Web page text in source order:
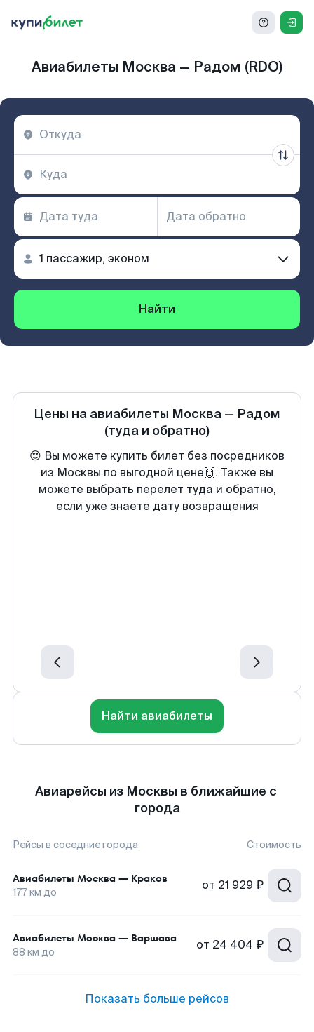
Авиабилеты Москва — Радом (RDO)
Найти
Цены на авиабилеты Москва — Радом
(туда и обратно)
😍 Вы можете купить билет без посредников
из Москвы по выгодной цене🙌. Также вы
можете выбрать перелет туда и обратно,
если уже знаете дату возвращения
Найти авиабилеты
Авиарейсы из Москвы в ближайшие с
города
Рейсы в соседние города Стоимость
Авиабилеты Москва — Краков
177км до от 21 929 ₽
Авиабилеты Москва — Варшава
88 км до от 24 404 ₽
Показать больше рейсов